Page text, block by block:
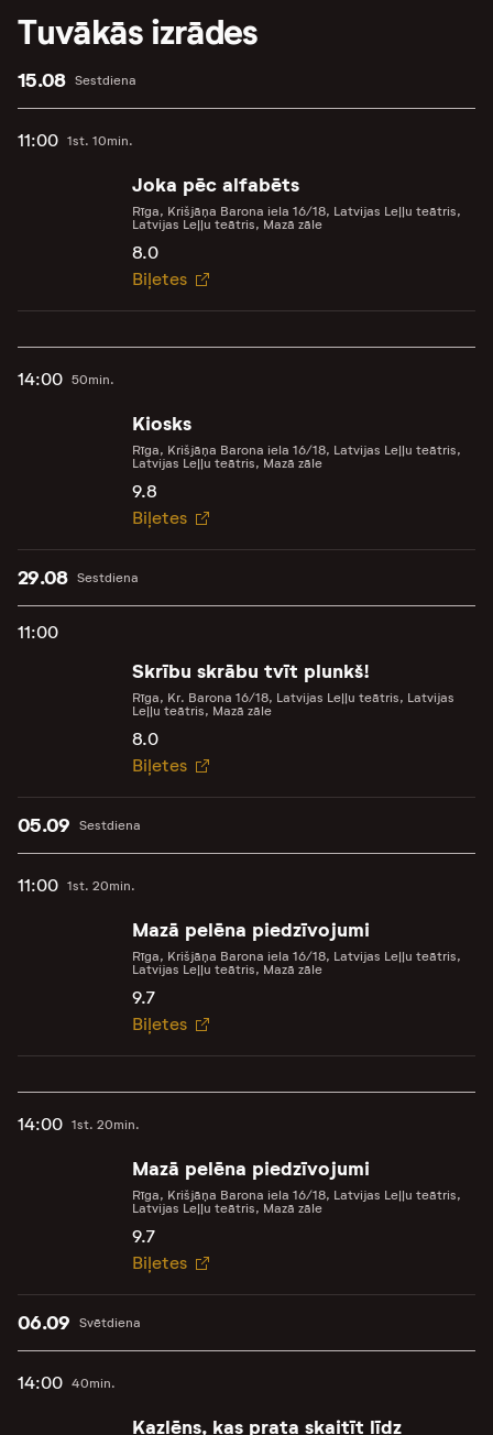
Tuvākās izrādes
Sestdiena
15.08
11:00 1st. 10min.
Joka pēc alfabēts
Rīga, Krišjāņa Barona iela 16/18, Latvijas Leļļu teātris,
Latvijas Leļļu teātris, Mazā zāle
8.0
Biļetes
14:00 50min.
Kiosks
Rīga, Krišjāņa Barona iela 16/18, Latvijas Leļļu teātris,
Latvijas Leļļu teātris, Mazā zāle
9.8
Biļetes
Sestdiena
29.08
11:00
Skrību skrābu tvīt plunkš!
Rīga, Kr. Barona 16/18, Latvijas Leļļu teātris, Latvijas
Leļļu teātris, Mazā zāle
8.0
Biļetes
Sestdiena
05.09
11:00 1st. 20min.
Mazā pelēna piedzīvojumi
Rīga, Krišjāņa Barona iela 16/18, Latvijas Leļļu teātris,
Latvijas Leļļu teātris, Mazā zāle
9.7
Biļetes
14:00 1st. 20min.
Mazā pelēna piedzīvojumi
Rīga, Krišjāņa Barona iela 16/18, Latvijas Leļļu teātris,
Latvijas Leļļu teātris, Mazā zāle
9.7
Biļetes
Svētdiena
06.09
14:00 40min.
Kazlēns, kas prata skaitīt līdz